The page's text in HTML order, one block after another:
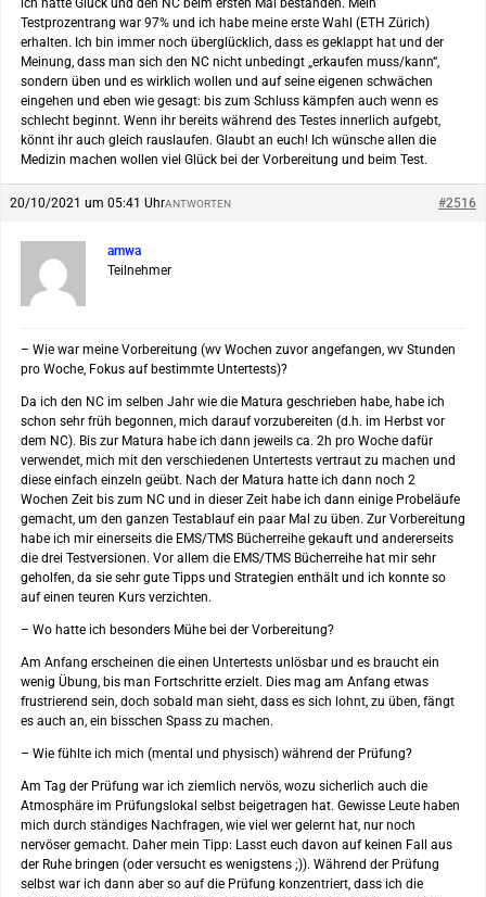
Testprozentrang war 97% und ich habe meine erste Wahl (ETH Zürich)
erhalten. Ich bin immer noch überglücklich, dass es geklappt hat und der
Meinung, dass man sich den NC nicht unbedingt „erkaufen muss/kann“,
sondern üben und es wirklich wollen und auf seine eigenen schwächen
eingehen und eben wie gesagt: bis zum Schluss kämpfen auch wenn es
schlecht beginnt. Wenn ihr bereits während des Testes innerlich aufgebt,
könnt ihr auch gleich rauslaufen. Glaubt an euch! Ich wünsche allen die
Medizin machen wollen viel Glück bei der Vorbereitung und beim Test.
20/10/2021 um 05:41 Uhr #2516
ANTWORTEN
amwa
Teilnehmer
– Wie war meine Vorbereitung (wv Wochen zuvor angefangen, wv Stunden
pro Woche, Fokus auf bestimmte Untertests)?
Da ich den NC im selben Jahr wie die Matura geschrieben habe, habe ich
schon sehr früh begonnen, mich darauf vorzubereiten (d.h. im Herbst vor
dem NC). Bis zur Matura habe ich dann jeweils ca. 2h pro Woche dafür
verwendet, mich mit den verschiedenen Untertests vertraut zu machen und
diese einfach einzeln geübt. Nach der Matura hatte ich dann noch 2
Wochen Zeit bis zum NC und in dieser Zeit habe ich dann einige Probeläufe
gemacht, um den ganzen Testablauf ein paar Mal zu üben. Zur Vorbereitung
habe ich mir einerseits die EMS/TMS Bücherreihe gekauft und andererseits
die drei Testversionen. Vor allem die EMS/TMS Bücherreihe hat mir sehr
geholfen, da sie sehr gute Tipps und Strategien enthält und ich konnte so
auf einen teuren Kurs verzichten.
– Wo hatte ich besonders Mühe bei der Vorbereitung?
Am Anfang erscheinen die einen Untertests unlösbar und es braucht ein
wenig Übung, bis man Fortschritte erzielt. Dies mag am Anfang etwas
frustrierend sein, doch sobald man sieht, dass es sich lohnt, zu üben, fängt
es auch an, ein bisschen Spass zu machen.
– Wie fühlte ich mich (mental und physisch) während der Prüfung?
Am Tag der Prüfung war ich ziemlich nervös, wozu sicherlich auch die
Atmosphäre im Prüfungslokal selbst beigetragen hat. Gewisse Leute haben
mich durch ständiges Nachfragen, wie viel wer gelernt hat, nur noch
nervöser gemacht. Daher mein Tipp: Lasst euch davon auf keinen Fall aus
der Ruhe bringen (oder versucht es wenigstens ;)). Während der Prüfung
selbst war ich dann aber so auf die Prüfung konzentriert, dass ich die